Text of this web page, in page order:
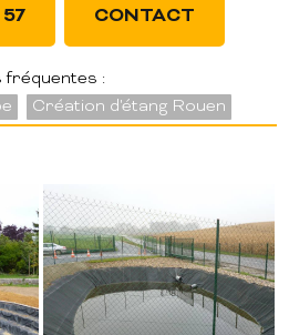
CONTACT
fréquentes :
Création d'étang Rouen